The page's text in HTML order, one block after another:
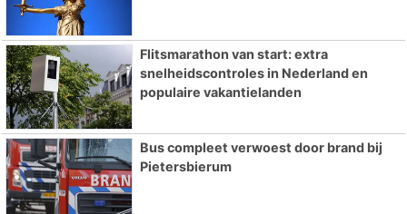
Flitsmarathon van start: extra
snelheidscontroles in Nederland en
populaire vakantielanden
Bus compleet verwoest door brand bij
Pietersbierum